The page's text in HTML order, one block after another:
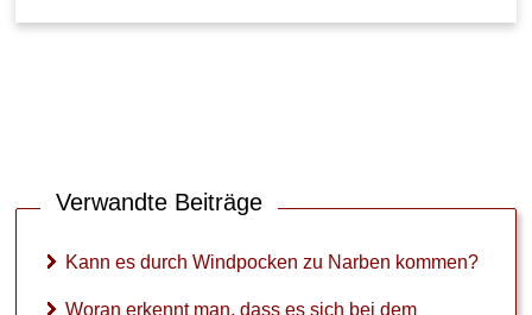
Verwandte Beiträge
Kann es durch Windpocken zu Narben kommen?
Woran erkennt man, dass es sich bei dem
d
u
s
h